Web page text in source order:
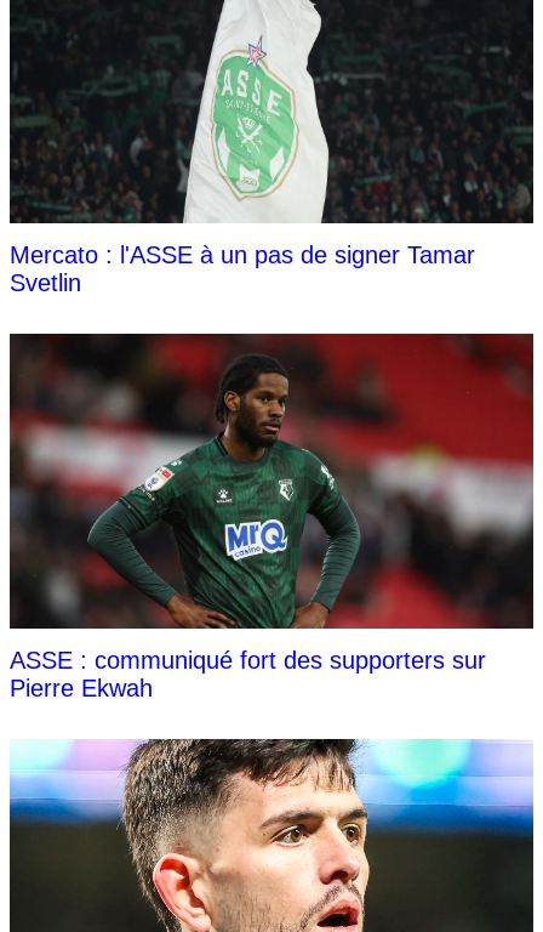
Mercato : l'ASSE à un pas de signer Tamar
Svetlin
ASSE : communiqué fort des supporters sur
Pierre Ekwah